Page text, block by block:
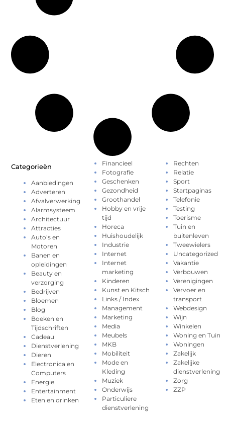
Categorieën
Aanbiedingen
Adverteren
Afvalverwerking
Alarmsysteem
Architectuur
Attracties
Auto’s en
Motoren
Banen en
opleidingen
Beauty en
verzorging
Bedrijven
Bloemen
Blog
Boeken en
Tijdschriften
Cadeau
Dienstverlening
Dieren
Electronica en
Computers
Energie
Entertainment
Eten en drinken
Financieel
Fotografie
Geschenken
Gezondheid
Groothandel
Hobby en vrije
tijd
Horeca
Huishoudelijk
Industrie
Internet
Internet
marketing
Kinderen
Kunst en Kitsch
Links / Index
Management
Marketing
Media
Meubels
MKB
Mobiliteit
Mode en
Kleding
Muziek
Onderwijs
Particuliere
dienstverlening
Rechten
Relatie
Sport
Startpaginas
Telefonie
Testing
Toerisme
Tuin en
buitenleven
Tweewielers
Uncategorized
Vakantie
Verbouwen
Verenigingen
Vervoer en
transport
Webdesign
Wijn
Winkelen
Woning en Tuin
Woningen
Zakelijk
Zakelijke
dienstverlening
Zorg
ZZP